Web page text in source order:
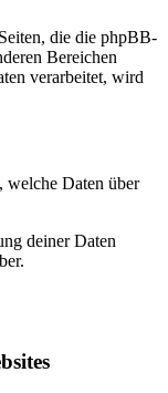
die die phpBB-
Bereichen
verarbeitet, wird
Daten über
deiner Daten